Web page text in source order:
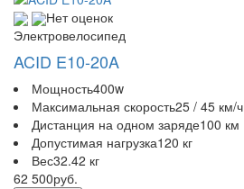
Нет оценок
Электровелосипед
ACID E10-20A
Мощность400w
Максимальная скорость25 / 45 км/ч
Дистанция на одном заряде100 км
Допустимая нагрузка120 кг
Вес32.42 кг
62 500руб.